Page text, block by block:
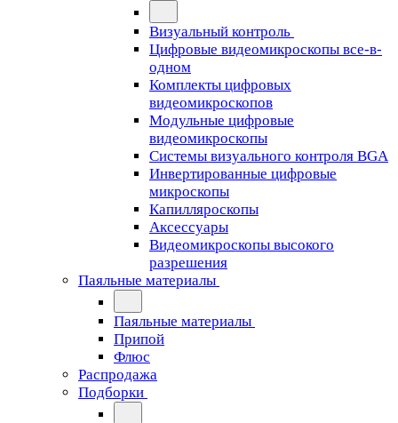
Визуальный контроль
Цифровые видеомикроскопы все-в-
одном
Комплекты цифровых
видеомикроскопов
Модульные цифровые
видеомикроскопы
Cистемы визуального контроля BGA
Инвертированные цифровые
микроскопы
Капилляроскопы
Аксессуары
Видеомикроскопы высокого
разрешения
Паяльные материалы
Паяльные материалы
Припой
Флюс
Распродажа
Подборки